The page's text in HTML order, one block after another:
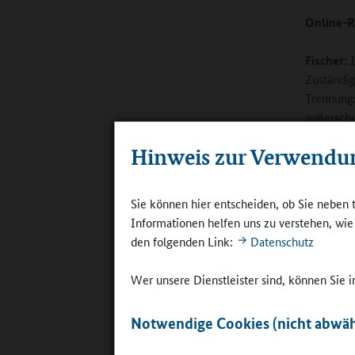
Hinweis zur
Sie können hier entscheiden, ob Sie
Informationen helfen uns zu verstehen,
den folgenden Link:
Datenschutz
Wer unsere Dienstleister sind, können Sie
Notwendige Cookies (nicht
Online-
Fischer:
Wenn